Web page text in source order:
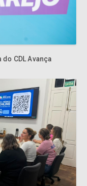
CDL Avança